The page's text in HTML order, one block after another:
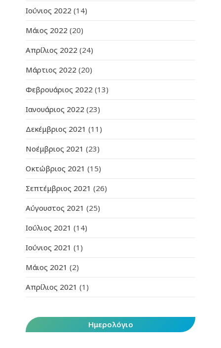
Ιούνιος 2022 (14)
Μάιος 2022 (20)
Απρίλιος 2022 (24)
Μάρτιος 2022 (20)
Φεβρουάριος 2022 (13)
Ιανουάριος 2022 (23)
Δεκέμβριος 2021 (11)
Νοέμβριος 2021 (23)
Οκτώβριος 2021 (15)
Σεπτέμβριος 2021 (26)
Αύγουστος 2021 (25)
Ιούλιος 2021 (14)
Ιούνιος 2021 (1)
Μάιος 2021 (2)
Απρίλιος 2021 (1)
Ημερολόγιο